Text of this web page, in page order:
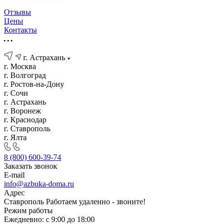
Отзывы
Цены
Контакты
г. Астрахань
г. Москва
г. Волгоград
г. Ростов-на-Дону
г. Сочи
г. Астрахань
г. Воронеж
г. Краснодар
г. Ставрополь
г. Ялта
8 (800) 600-39-74
Заказать звонок
E-mail
info@azbuka-doma.ru
Адрес
Ставрополь Работаем удаленно - звоните!
Режим работы
Ежедневно: с 9:00 до 18:00